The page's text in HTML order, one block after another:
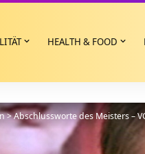
HEALTH & FOOD
>Abschlussworte des Meisters –